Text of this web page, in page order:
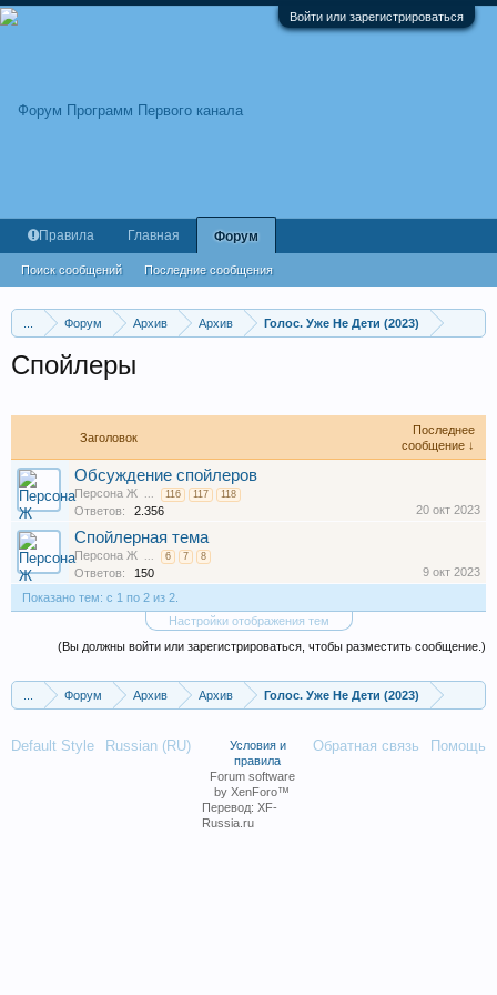
Войти или зарегистрироваться
Форум Архив Архив Голос. Уже Не Дети (2023)
Спойлеры
Заголовок
Последнее
сообщение ↓
Обсуждение спойлеров
Персона Ж ... 116 117 118
Ответов: 2.356 20 окт 2023
Спойлерная тема
Персона Ж ... 6 7 8
Ответов: 150
9 окт 2023
Показано тем: с 1 по 2 из 2.
Настройки отображения тем
(Вы должны войти или зарегистрироваться, чтобы разместить сообщение.)
Форум Архив Архив Голос. Уже Не Дети (2023)
Правила Главная Форум
Поиск сообщений Последние сообщения
Default Style Russian (RU) Обратная связь Помощь
Условия и
правила
Forum software
by XenForo™
Перевод: XF-
Russia.ru